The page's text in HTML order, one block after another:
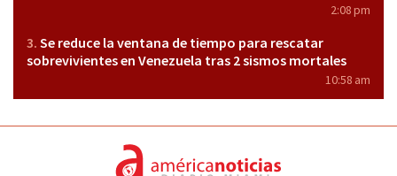
2:08 pm
Se reduce la ventana de tiempo para rescatar
sobrevivientes en Venezuela tras 2 sismos mortales
10:58 am